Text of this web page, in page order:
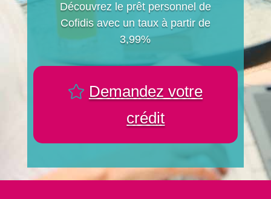
Découvrez le prêt personnel de
Cofidis avec un taux à partir de
3,99%
Demandez votre
crédit